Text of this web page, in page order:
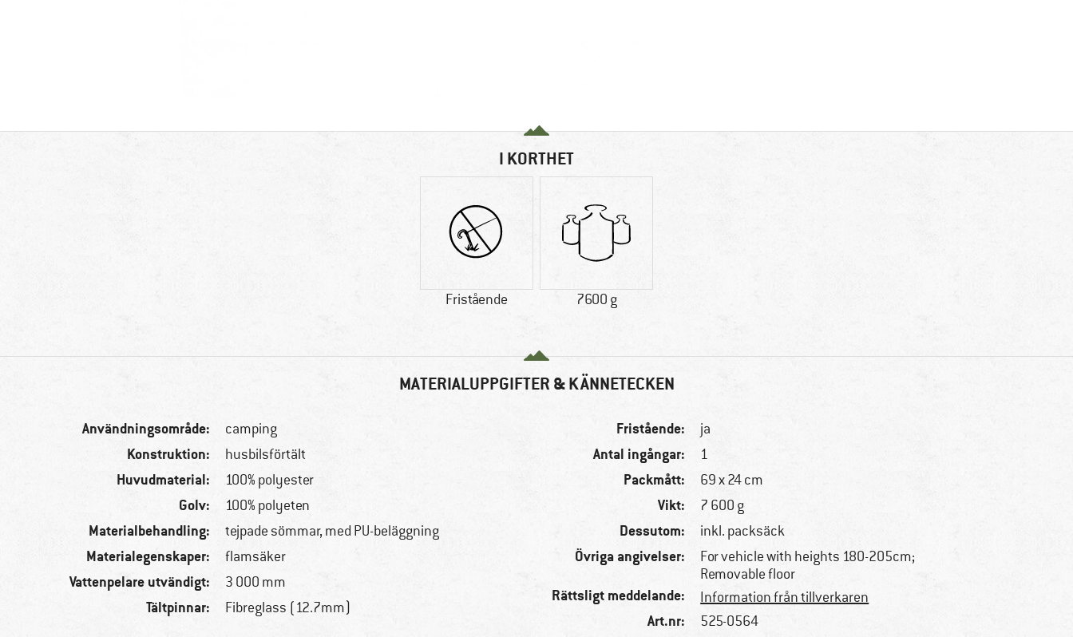
I KORTHET
Fristående 7600 g
MATERIALUPPGIFTER & KÄNNETECKEN
Användningsområde: camping
Konstruktion: husbilsförtält
Huvudmaterial: 100% polyester
Golv: 100% polyeten
Materialbehandling: tejpade sömmar, med PU-beläggning
Materialegenskaper: flamsäker
Vattenpelare utvändigt: 3 000 mm
Tältpinnar: Fibreglass (12.7mm)
Fristående: ja
Antal ingångar: 1
Packmått: 69 x 24 cm
Vikt: 7 600 g
Dessutom: inkl. packsäck
Övriga angivelser:
For vehicle with heights 180-205cm;
Removable floor
Rättsligt meddelande: Information från tillverkaren
Art.nr: 525-0564